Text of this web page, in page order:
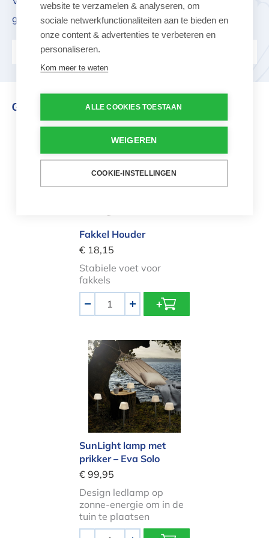
graag verder.
Stel ons je vraag
Gerelateerd aan dit product
Fakkel Houder
Fakkel Houder
€ 18,15
Stabiele voet voor
fakkels
+
SunLight lamp met prikker – Eva
SunLight lamp met
prikker – Eva Solo
€ 99,95
Design ledlamp op
zonne-energie om in de
tuin te plaatsen
website te verzamelen & analyseren, om
sociale netwerkfunctionaliteiten aan te bieden en
onze content & advertenties te verbeteren en
personaliseren.
Kom meer te weten
ALLE COOKIES TOESTAAN
WEIGEREN
COOKIE-INSTELLINGEN